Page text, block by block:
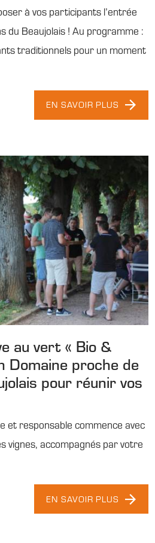
à vos participants l’entrée
du Beaujolais ! Au programme :
traditionnels pour un moment
EN SAVOIR PLUS
au vert « Bio &
Domaine proche de
pour réunir vos
et responsable commence avec
vignes, accompagnés par votre
EN SAVOIR PLUS